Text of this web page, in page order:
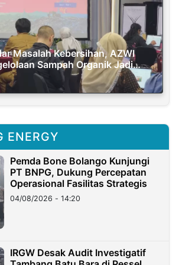
Masalah Kebersihan, AZWI
Sampah Organik Jadi
ENERGY
Pemda Bone Bolango Kunjungi
PT BNPG, Dukung Percepatan
Operasional Fasilitas Strategis
04/08/2026 - 14:20
IRGW Desak Audit Investigatif